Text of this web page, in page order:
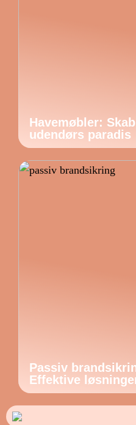
Havemøbler:
udendørs paradis
Passiv
Effektive